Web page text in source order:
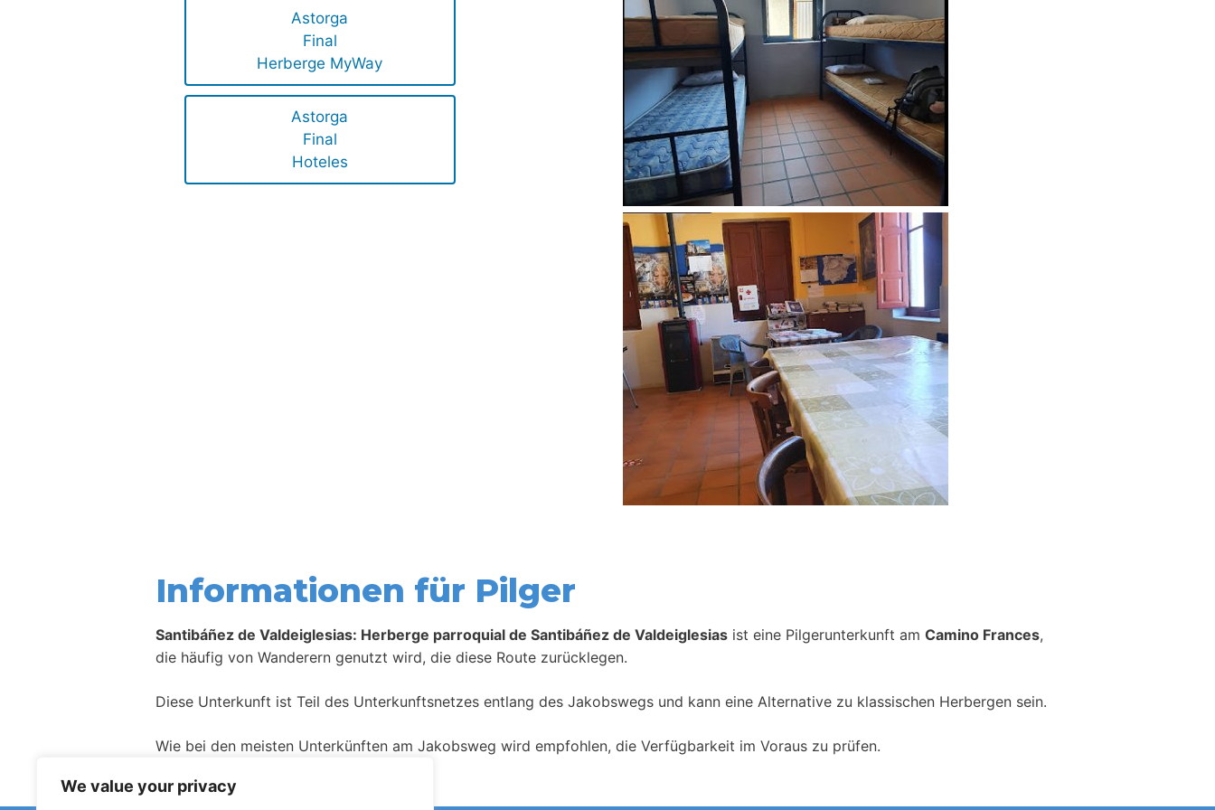
We value your privacy
Astorga
Final
Herberge MyWay
Astorga
Final
Hoteles
Informationen für Pilger
Santibáñez de Valdeiglesias: Herberge parroquial de Santibáñez de Valdeiglesias ist eine Pilgerunterkunft am Camino Frances,
die häufig von Wanderern genutzt wird, die diese Route zurücklegen.
Diese Unterkunft ist Teil des Unterkunftsnetzes entlang des Jakobswegs und kann eine Alternative zu klassischen Herbergen sein.
Wie bei den meisten Unterkünften am Jakobsweg wird empfohlen, die Verfügbarkeit im Voraus zu prüfen.